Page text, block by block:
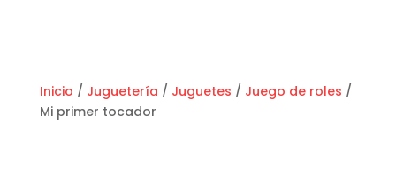
Inicio / Juguetería / Juguetes / Juego de roles /
Mi primer tocador